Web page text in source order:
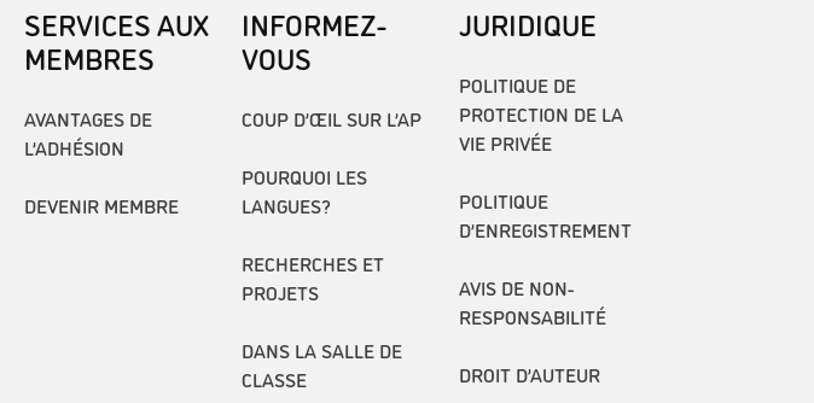
SERVICES AUX
MEMBRES
AVANTAGES DE
L’ADHÉSION
DEVENIR MEMBRE
INFORMEZ-
VOUS
COUP D’ŒIL SUR L’AP
POURQUOI LES
LANGUES?
RECHERCHES ET
PROJETS
DANS LA SALLE DE
CLASSE
JURIDIQUE
POLITIQUE DE
PROTECTION DE LA
VIE PRIVÉE
POLITIQUE
D’ENREGISTREMENT
AVIS DE NON-
RESPONSABILITÉ
DROIT D’AUTEUR